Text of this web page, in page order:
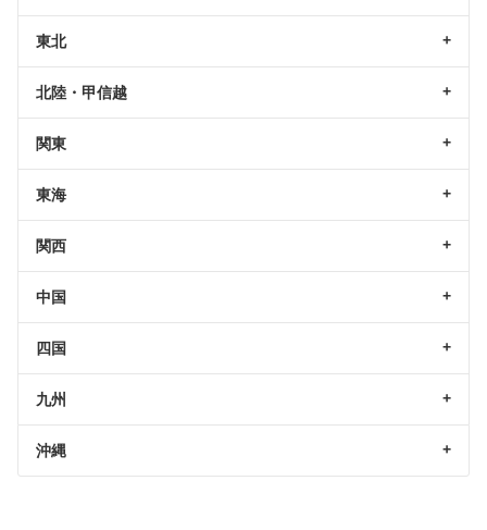
東北
北陸・甲信越
関東
東海
関西
中国
四国
九州
沖縄